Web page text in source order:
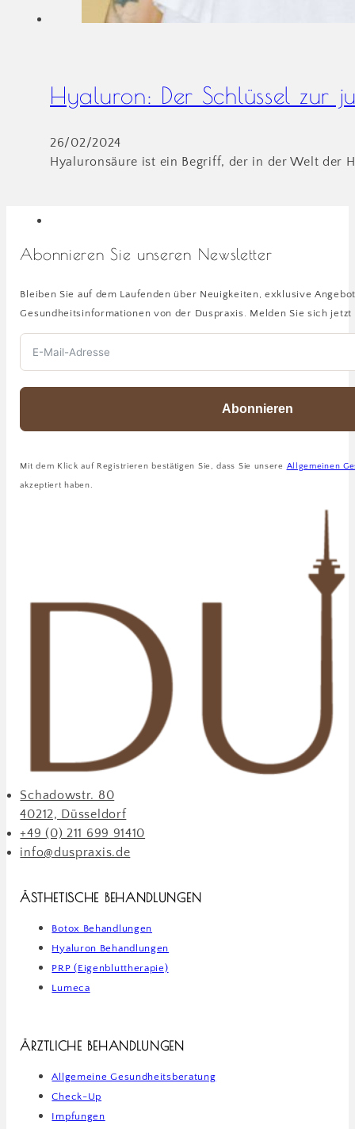
Hyaluron: Der Schlüssel zur
26/02/2024
Hyaluronsäure ist ein Begriff, der in der Welt der
Abonnieren Sie unseren Newsletter
Bleiben Sie auf dem Laufenden über Neuigkeiten, exklusive
Gesundheitsinformationen von der Duspraxis. Melden Sie sich jetzt
Abonnieren
Mit dem Klick auf Registrieren bestätigen Sie, dass Sie unsere Allgemeinen
akzeptiert haben.
Schadowstr. 80
40212, Düsseldorf
+49 (0) 211 699 91410
info@duspraxis.de
ÄSTHETISCHE BEHANDLUNGEN
Botox Behandlungen
Hyaluron Behandlungen
PRP (Eigenbluttherapie)
Lumeca
ÄRZTLICHE BEHANDLUNGEN
Allgemeine Gesundheitsberatung
Check-Up
Impfungen